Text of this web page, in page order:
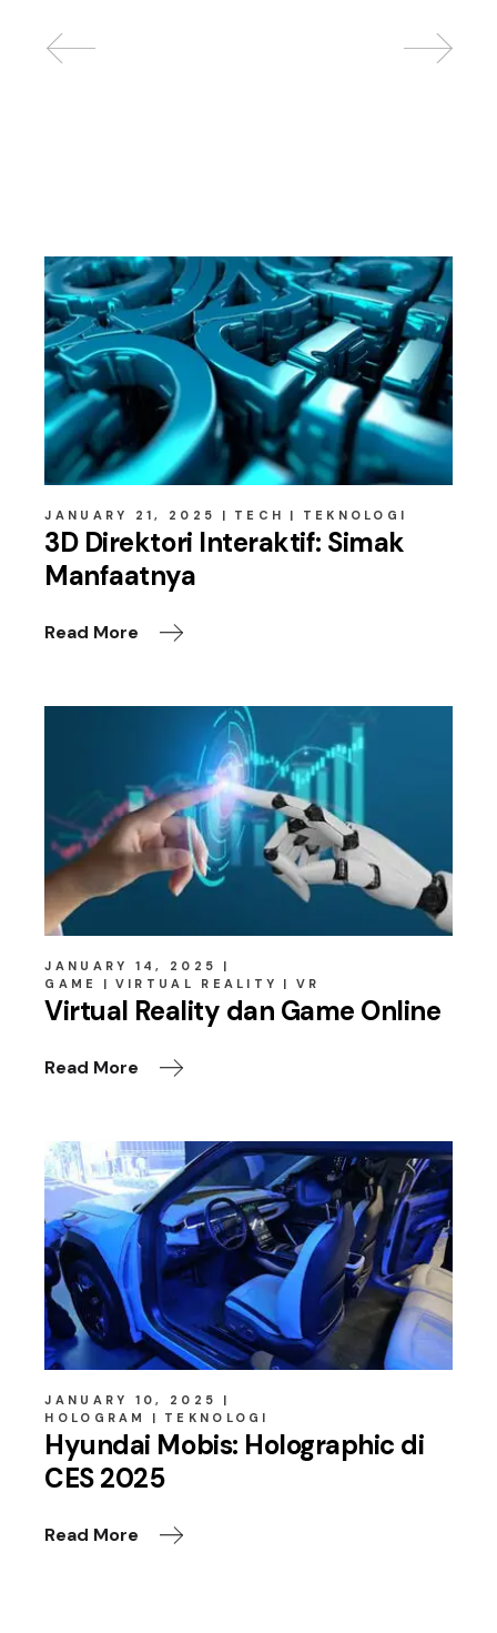
JANUARY 21, 2025 TECH TEKNOLOGI
3D Direktori Interaktif: Simak
Manfaatnya
Read More
JANUARY 14, 2025
GAME
VIRTUAL REALITY VR
Virtual Reality dan Game Online
Read More
JANUARY 10, 2025
HOLOGRAM
TEKNOLOGI
Hyundai Mobis: Holographic di
CES 2025
Read More